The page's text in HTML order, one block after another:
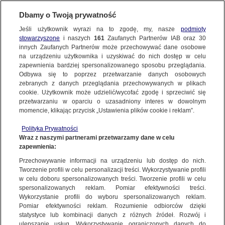
KONTAKT24
Wyślij Materiał
WYŚLIJ MATERIAŁ
NAJNOWSZE
GORĄCE TEMATY
WIĘCEJ
KANAŁY
Dzień dobry!
Jedno konto do wszystkich usług
KONTAKT24|NAJNOWSZE
MATERIAŁ UŻYTKOWNIKA
Walka z powodzią w miejscowości Serby
Walka z powodzią w miejscowości Serby
(Dolnośląskie) | Monika/Kontakt24
Dbamy o Twoją prywatność
Jeśli użytkownik wyrazi na to zgodę, my, nasze podmioty
stowarzyszone i naszych 161Zaufanych Partnerów IAB oraz 30
innych Zaufanych Partnerów może przechowywać dane osobowe
na urządzeniu użytkownika i uzyskiwać do nich dostęp w celu
zapewnienia bardziej spersonalizowanego sposobu przeglądania.
Odbywa się to poprzez przetwarzanie danych osobowych
zebranych z danych przeglądania przechowywanych w plikach
cookie. Użytkownik może udzielić/wycofać zgodę i sprzeciwić się
przetwarzaniu w oparciu o uzasadniony interes w dowolnym
momencie, klikając przycisk „Ustawienia plików cookie i reklam”.
Polityka Prywatności
Wraz z naszymi partnerami przetwarzamy dane w celu
zapewnienia:
Przechowywanie informacji na urządzeniu lub dostęp do nich.
Tworzenie profili w celu personalizacji treści. Wykorzystywanie profili
w celu doboru spersonalizowanych treści. Tworzenie profili w celu
spersonalizowanych reklam. Pomiar efektywności treści.
Wykorzystanie profili do wyboru spersonalizowanych reklam.
Pomiar efektywności reklam. Rozumienie odbiorców dzięki
statystyce lub kombinacji danych z różnych źródeł. Rozwój i